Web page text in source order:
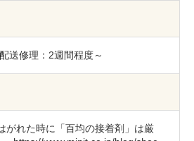
送修理：2週間程度～
がれた時に「百均の接着剤」は厳